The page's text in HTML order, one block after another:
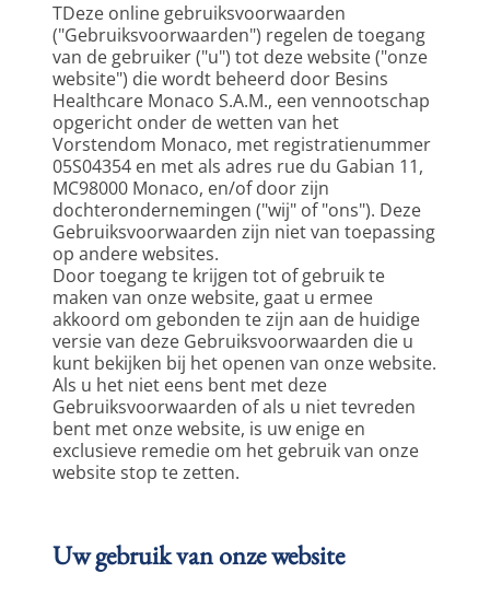
TDeze online gebruiksvoorwaarden
("Gebruiksvoorwaarden") regelen de toegang
van de gebruiker ("u") tot deze website ("onze
website") die wordt beheerd door Besins
Healthcare Monaco S.A.M., een vennootschap
opgericht onder de wetten van het
Vorstendom Monaco, met registratienummer
05S04354 en met als adres rue du Gabian 11,
MC98000 Monaco, en/of door zijn
dochterondernemingen ("wij" of "ons"). Deze
Gebruiksvoorwaarden zijn niet van toepassing
op andere websites.
Door toegang te krijgen tot of gebruik te
maken van onze website, gaat u ermee
akkoord om gebonden te zijn aan de huidige
versie van deze Gebruiksvoorwaarden die u
kunt bekijken bij het openen van onze website.
Als u het niet eens bent met deze
Gebruiksvoorwaarden of als u niet tevreden
bent met onze website, is uw enige en
exclusieve remedie om het gebruik van onze
website stop te zetten.
Uw gebruik van onze website